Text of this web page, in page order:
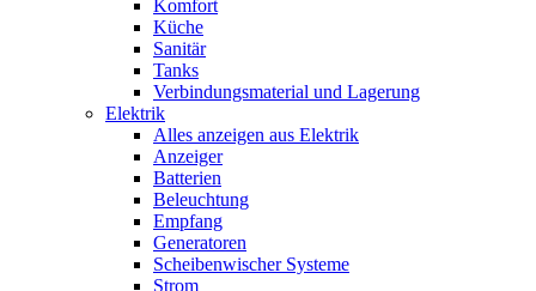
Komfort
Küche
Sanitär
Tanks
Verbindungsmaterial und Lagerung
Elektrik
Alles anzeigen aus Elektrik
Anzeiger
Batterien
Beleuchtung
Empfang
Generatoren
Scheibenwischer Systeme
Strom